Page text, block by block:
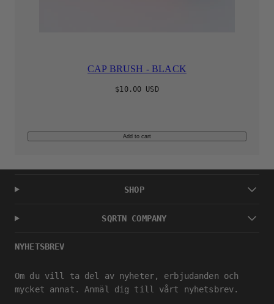
CAP BRUSH - BLACK
Regular
$10.00 USD
Add to cart
SHOP
SQRTN COMPANY
NYHETSBREV
Om du vill ta del av nyheter, erbjudanden och
mycket annat. Anmäl dig till vårt nyhetsbrev.